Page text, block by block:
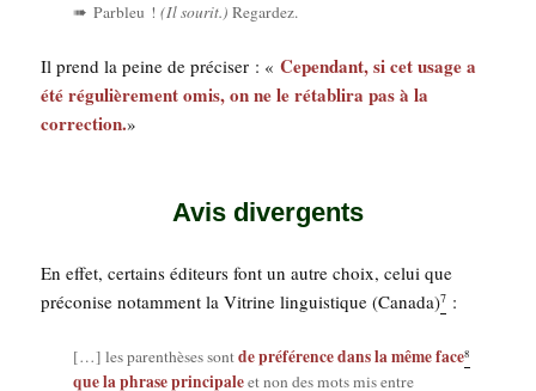
➠ Par­bleu !(Il sou­rit.) Regardez.
Il prend la peine de pré­ci­ser : «Cepen­dant, si cet usage a
été régu­liè­re­ment omis, on ne le réta­bli­ra pas à la
cor­rec­tion.»
Avis divergents
En effet, cer­tains édi­teurs font un autre choix, celui que
pré­co­nise notam­ment la Vitrine lin­guis­tique (Cana­da)7 :
[…] les paren­thèses sontde pré­fé­rence dans la même face8
que la phrase prin­ci­paleet non des mots mis entre